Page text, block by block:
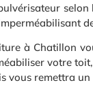
à Chatillon
votre
vous remettra